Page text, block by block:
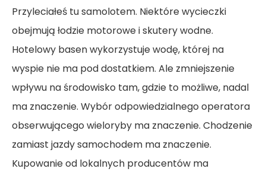
Przyleciałeś tu samolotem. Niektóre wycieczki
obejmują łodzie motorowe i skutery wodne.
Hotelowy basen wykorzystuje wodę, której na
wyspie nie ma pod dostatkiem. Ale zmniejszenie
wpływu na środowisko tam, gdzie to możliwe, nadal
ma znaczenie. Wybór odpowiedzialnego operatora
obserwującego wieloryby ma znaczenie. Chodzenie
zamiast jazdy samochodem ma znaczenie.
Kupowanie od lokalnych producentów ma